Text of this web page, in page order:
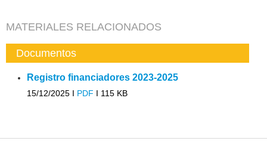
MATERIALES RELACIONADOS
Documentos
Registro financiadores 2023-2025
15/12/2025 I PDF I 115 KB